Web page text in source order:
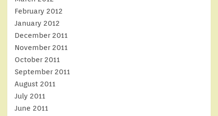
February 2012
January 2012
December 2011
November 2011
October 2011
September 2011
August 2011
July 2011
June 2011